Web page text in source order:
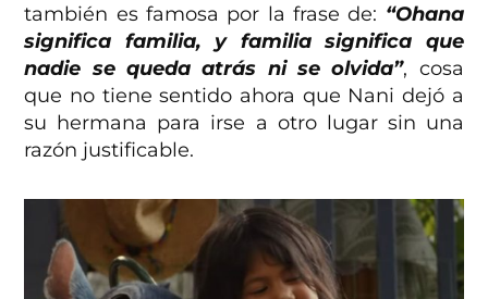
también es famosa por la frase de: “Ohana
significa familia, y familia significa que
nadie se queda atrás ni se olvida”, cosa
que no tiene sentido ahora que Nani dejó a
su hermana para irse a otro lugar sin una
razón justificable.